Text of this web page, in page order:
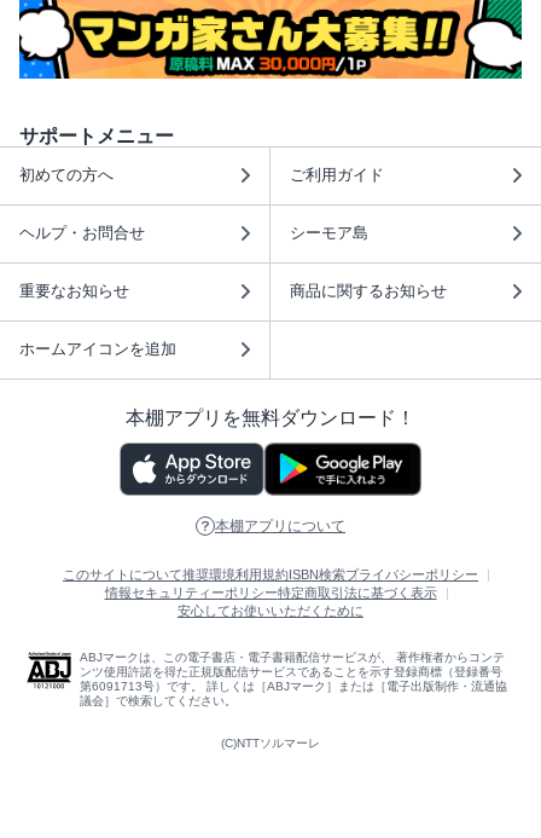
サポートメニュー
初めての方へ ご利用ガイド
ヘルプ・お問合せ シーモア島
重要なお知らせ 商品に関するお知らせ
ホームアイコンを追加
本棚アプリを無料ダウンロード！
本棚アプリについて
このサイトについて推奨環境利用規約 ISBN検索プライバシーポリシー
情報セキュリティーポリシー特定商取引法に基づく表示
安心してお使いいただくために
ABJマークは、この電子書店・電子書籍配信サービスが、 著作権者からコンテ
ンツ使用許諾を得た正規版配信サービスであることを示す登録商標（登録番号
第6091713号）です。 詳しくは［ABJマーク］または［電子出版制作・流通協
議会］で検索してください。
(C)NTTソルマーレ